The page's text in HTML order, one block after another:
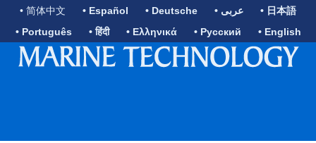
• 简体中文 • Español • Deutsche • عربى
• 日本語
• Português
• हिंदी • Ελληνικά • Русский • English